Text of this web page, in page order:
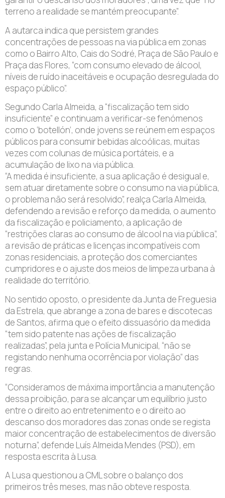
terreno a realidade se mantém preocupante”.
A autarca indica que persistem grandes
concentrações de pessoas na via pública em zonas
como o Bairro Alto, Cais do Sodré, Praça de São Paulo e
Praça das Flores, “com consumo elevado de álcool,
níveis de ruído inaceitáveis e ocupação desregulada do
espaço público”.
Segundo Carla Almeida, a “fiscalização tem sido
insuficiente” e continuam a verificar-se fenómenos
como o ‘botellón’, onde jovens se reúnem em espaços
públicos para consumir bebidas alcoólicas, muitas
vezes com colunas de música portáteis, e a
acumulação de lixo na via pública.
“A medida é insuficiente, a sua aplicação é desigual e,
sem atuar diretamente sobre o consumo na via pública,
o problema não será resolvido”, realça Carla Almeida,
defendendo a revisão e reforço da medida, o aumento
da fiscalização e policiamento, a aplicação de
“restrições claras ao consumo de álcool na via pública”,
a revisão de práticas e licenças incompatíveis com
zonas residenciais, a proteção dos comerciantes
cumpridores e o ajuste dos meios de limpeza urbana à
realidade do território.
No sentido oposto, o presidente da Junta de Freguesia
da Estrela, que abrange a zona de bares e discotecas
de Santos, afirma que o efeito dissuasório da medida
“tem sido patente nas ações de fiscalização
realizadas”, pela junta e Polícia Municipal, “não se
registando nenhuma ocorrência por violação” das
regras.
“Consideramos de máxima importância a manutenção
dessa proibição, para se alcançar um equilíbrio justo
entre o direito ao entretenimento e o direito ao
descanso dos moradores das zonas onde se regista
maior concentração de estabelecimentos de diversão
noturna”, defende Luís Almeida Mendes (PSD), em
resposta escrita à Lusa.
A Lusa questionou a CML sobre o balanço dos
primeiros três meses, mas não obteve resposta.